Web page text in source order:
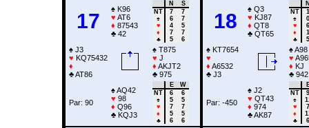
17
♠ K96
♥ AT6
♦ 87543
♣ 42
N
S
NT
7
7
♠
6
7
♥
4
5
♦
7
7
♣
5 6
♠ J3
♥ KQ75432
♦
♣AT86
♠ T875
♥ J
♦ AKJT2
♣ 975
Par: 90
♠AQ42
♥ 98
♦ Q96
♣ KQJ3
E
W
NT
6
6
♠
5
5
♥
7
7
♦
5
5
♣
6 6
18
♠ Q3
♥ KJ87
♦ QT8
♣ QT65
NT
1
♠
0
♥
6
♦
1
♣
5
♠ KT7654
♥
♦ A6532
♣ J3
♠A98
♥
♦ KJ
♣ 942
Par: -450
♠ J2
♥ QT43
♦ 974
♣AK87
NT
9
♠
♥
7
♦
♣
6